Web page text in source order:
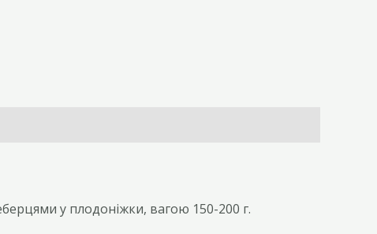
у плодоніжки, вагою 150-200 г.